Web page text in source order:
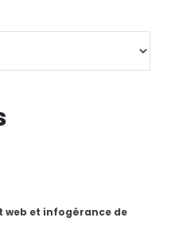
web et infogérance de